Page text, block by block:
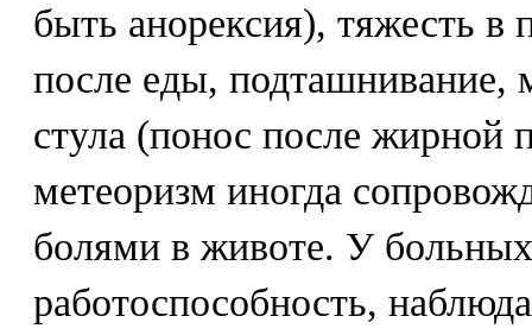
быть анорексия), тяжесть в
после еды, подташнивание,
стула (понос после
метеоризм иногда
болями в животе. У
работоспособность,